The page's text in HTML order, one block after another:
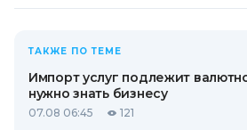
ТАКЖЕ ПО ТЕМЕ
Импорт услуг подлежит
нужно знать бизнесу
07.08 06:45 121